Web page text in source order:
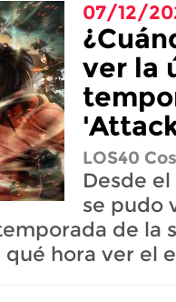
07/12/
ver la
LOS40
Desde
se pudo
de la
hora ver el